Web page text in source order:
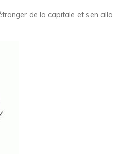
de la capitale et s’en alla